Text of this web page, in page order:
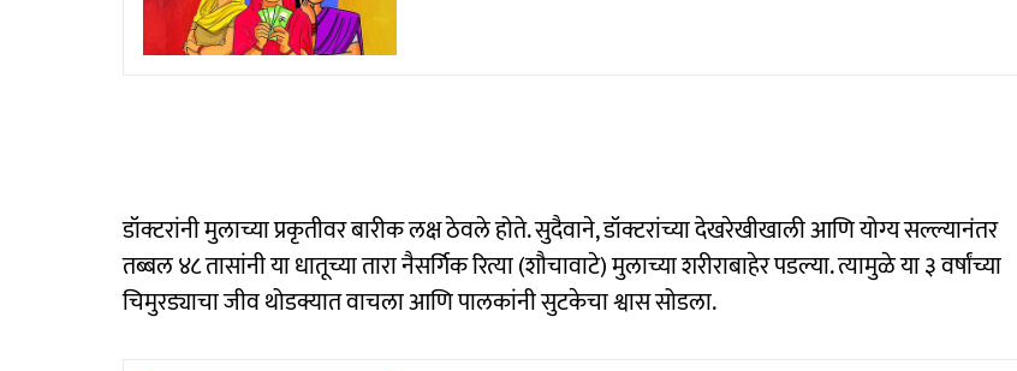
डॉक्टरांनी मुलाच्या प्रकृतीवर बारीक लक्ष ठेवले होते. सुदैवाने, डॉक्टरांच्या देखरेखीखाली आणि योग्य सल्ल्यानंतर
तब्बल ४८ तासांनी या धातूच्या तारा नैसर्गिक रित्या (शौचावाटे) मुलाच्या शरीराबाहेर पडल्या. त्यामुळे या ३ वर्षांच्या
चिमुरड्याचा जीव थोडक्यात वाचला आणि पालकांनी सुटकेचा श्वास सोडला.